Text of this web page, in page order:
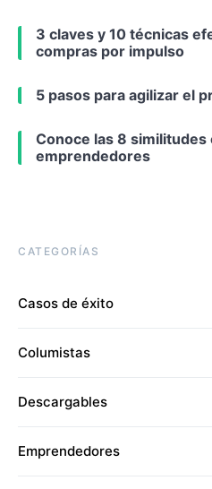
3 claves y 10 técnicas
compras por impulso
5 pasos para agilizar el
Conoce las 8
emprendedores
CATEGORÍAS
Casos de éxito
Columistas
Descargables
Emprendedores